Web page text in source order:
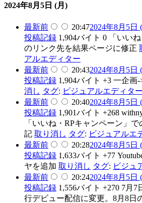
2024年8月5日 (月)
最新前 20:472024年8月5日
投稿記録 1,904バイト 0
「いい
のリンク先を結果ページに修正
アルエディター
最新前 20:432024年8月5日
投稿記録 1,904バイト +3 一企画-
消し タグ: ビジュアルエディター
最新前 20:402024年8月5日
投稿記録 1,901バイト +268
「いいね・RPキャンペーン」
記 取り消し タグ: ビジュアルエ
最新前 20:282024年8月5日
投稿記録 1,633バイト +77
ヤを追加 取り消し タグ: ビジュ
最新前 20:242024年8月5日
投稿記録 1,556バイト +270 7月7
行デビュー配信に変更。8月8日